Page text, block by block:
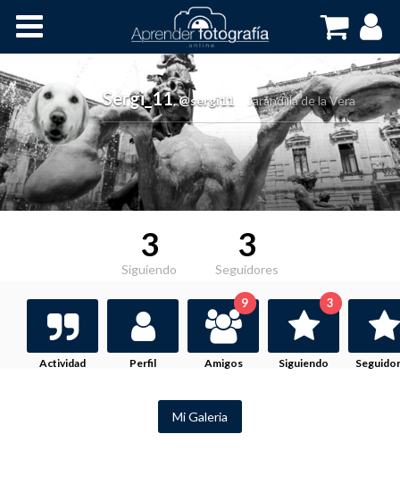
Cursos OnLine
Sergi_11,@sergi11 Jarandilla de la Vera
3
Siguiendo
3
Seguidores
Actividad Perfil Amigos
9
Siguiendo
3
Mi Galeria